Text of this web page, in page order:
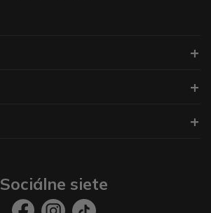
Sociálne siete